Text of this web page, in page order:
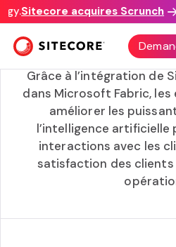
Sitecore acquires Scrunch
Le rôle des données dans le
l’intelligence artificielle :
Grâce à l’intégration de
dans Microsoft Fabric,
améliorer les
l’intelligence artificielle
interactions avec les
satisfaction des